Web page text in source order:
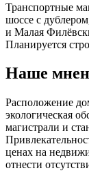
Транспортные
шоссе с
и Малая
Планируется
Наше
Расположение
экологическая
магистрали и
ценах на
отнести